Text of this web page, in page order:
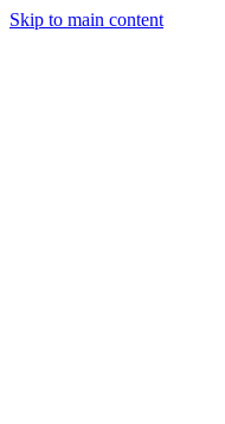
Skip to main content